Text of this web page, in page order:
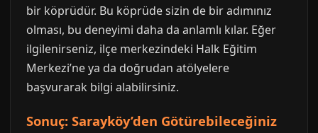
bir köprüdür. Bu köprüde sizin de bir adımınız
olması, bu deneyimi daha da anlamlı kılar. Eğer
ilgilenirseniz, ilçe merkezindeki Halk Eğitim
Merkezi’ne ya da doğrudan atölyelere
başvurarak bilgi alabilirsiniz.
Sonuç: Sarayköy’den Götürebileceğiniz